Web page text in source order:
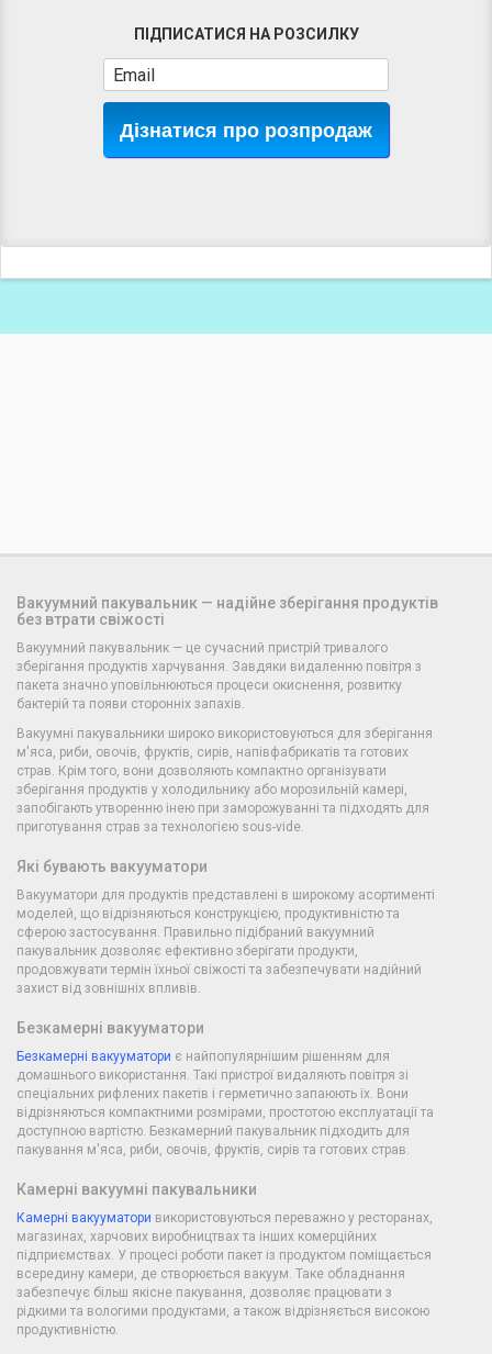
ПІДПИСАТИСЯ НА РОЗСИЛКУ
Дізнатися про розпродаж
Вакуумний пакувальник — надійне зберігання продуктів
без втрати свіжості
Вакуумний пакувальник — це сучасний пристрій тривалого
зберігання продуктів харчування. Завдяки видаленню повітря з
пакета значно уповільнюються процеси окиснення, розвитку
бактерій та появи сторонніх запахів.
Вакуумні пакувальники широко використовуються для зберігання
м'яса, риби, овочів, фруктів, сирів, напівфабрикатів та готових
страв. Крім того, вони дозволяють компактно організувати
зберігання продуктів у холодильнику або морозильній камері,
запобігають утворенню інею при заморожуванні та підходять для
приготування страв за технологією sous-vide.
Які бувають вакууматори
Вакууматори для продуктів представлені в широкому асортименті
моделей, що відрізняються конструкцією, продуктивністю та
сферою застосування. Правильно підібраний вакуумний
пакувальник дозволяє ефективно зберігати продукти,
продовжувати термін їхньої свіжості та забезпечувати надійний
захист від зовнішніх впливів.
Безкамерні вакууматори
Безкамерні вакууматори є найпопулярнішим рішенням для
домашнього використання. Такі пристрої видаляють повітря зі
спеціальних рифлених пакетів і герметично запаюють їх. Вони
відрізняються компактними розмірами, простотою експлуатації та
доступною вартістю. Безкамерний пакувальник підходить для
пакування м'яса, риби, овочів, фруктів, сирів та готових страв.
Камерні вакуумні пакувальники
Камерні вакууматори використовуються переважно у ресторанах,
магазинах, харчових виробництвах та інших комерційних
підприємствах. У процесі роботи пакет із продуктом поміщається
всередину камери, де створюється вакуум. Таке обладнання
забезпечує більш якісне пакування, дозволяє працювати з
рідкими та вологими продуктами, а також відрізняється високою
продуктивністю.